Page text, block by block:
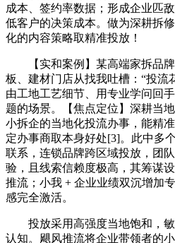
成本、签约率数据；形成企业匹
低客户的决策成本。做为深耕拆
化的内容策略取精准投放！
【实和案例】某高端家拆品牌
板、建材门店从找我吐槽：“投流
由工地工艺细节、用专业学问回
题的场景。【焦点定位】深耕当
小拆企的当地化投流办事，能精
定办事商取本身好处[3]。此中多
联系，连锁品牌跨区域投放，团
验，且线索信赖度极高，其筹谋
推流；小我 + 企业业绩双沉增加
感完全激活。
投放采用高强度当地饱和，敏
认知。飓风推流将企业带领者的